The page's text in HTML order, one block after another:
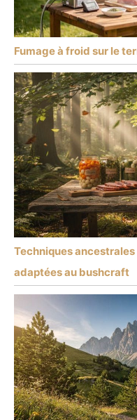
Fumage à froid sur le
Techniques
adaptées au bushcraft